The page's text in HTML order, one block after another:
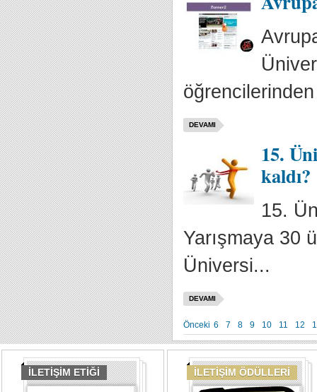
DEVAMI
15.
kaldı?
15.
Yarışmaya 30
Üniversi...
DEVAMI
Önceki 6 7 8 9 10 11 12
İLETİŞİM ETİĞİ İLETİŞİM ÖDÜLLERİ